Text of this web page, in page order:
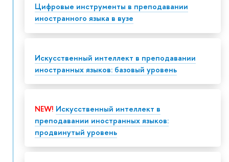
Цифровые инструменты в преподавании
иностранного языка в вузе
Искусственный интеллект в преподавании
иностранных языков: базовый уровень
NEW! Искусственный интеллект в
преподавании иностранных языков:
продвинутый уровень